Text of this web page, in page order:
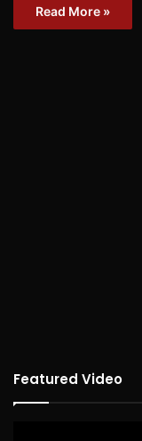
Read More »
Featured Video